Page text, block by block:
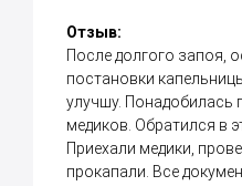
Отзыв:
После долгого запоя,
постановки
улучшу.
медиков. Обратился в
Приехали медики,
прокапали. Все